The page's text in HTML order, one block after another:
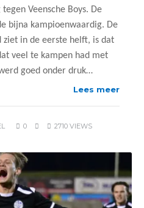
Veensche Boys. De
bijna kampioenwaardig. De
ziet in de eerste helft, is dat
veel te kampen had met
goed onder druk…
Lees meer
0 2710 VIEWS